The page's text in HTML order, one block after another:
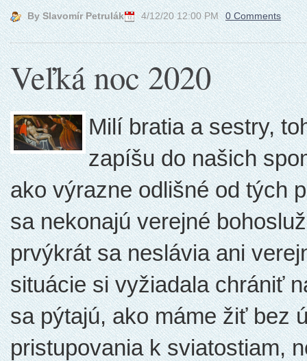
By Slavomír Petrulák 4/12/20 12:00 PM 0 Comments
Veľká noc 2020
Milí bratia a sestry,
zapíšu do našich
ako výrazne odlišné od tých
sa nekonajú verejné
prvýkrát sa neslávia ani
situácie si vyžiadala chrániť
sa pýtajú, ako máme žiť bez
pristupovania k sviatostiam,